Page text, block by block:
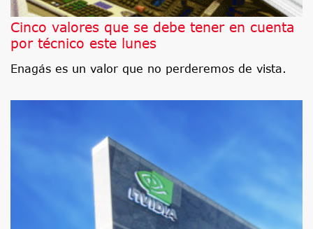
Cinco valores que se debe tener en cuenta
por técnico este lunes
Enagás es un valor que no perderemos de vista.